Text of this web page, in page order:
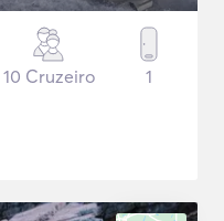
10 Cruzeiro 1